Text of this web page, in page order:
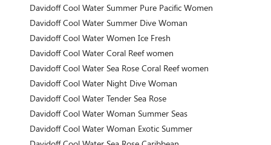
Davidoff Cool Water Summer Pure Pacific Women
Davidoff Cool Water Summer Dive Woman
Davidoff Cool Water Women Ice Fresh
Davidoff Cool Water Coral Reef women
Davidoff Cool Water Sea Rose Coral Reef women
Davidoff Cool Water Night Dive Woman
Davidoff Cool Water Tender Sea Rose
Davidoff Cool Water Woman Summer Seas
Davidoff Cool Water Woman Exotic Summer